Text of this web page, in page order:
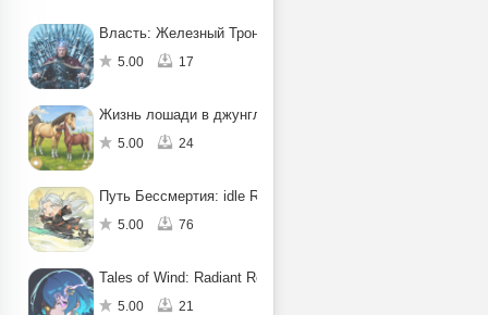
Власть: Железный Трон
5.00 17
Жизнь лошади в джунглях: квест
5.00 24
Путь Бессмертия: idle RPG
5.00 76
Tales of Wind: Radiant Rebirth
5.00 21